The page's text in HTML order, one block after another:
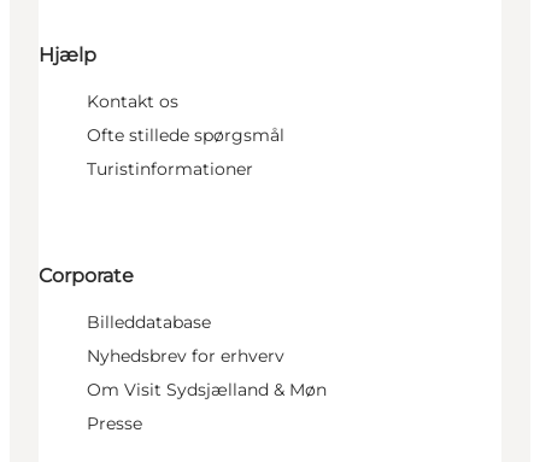
Hjælp
Kontakt os
Ofte stillede spørgsmål
Turistinformationer
Corporate
Billeddatabase
Nyhedsbrev for erhverv
Om Visit Sydsjælland & Møn
Presse